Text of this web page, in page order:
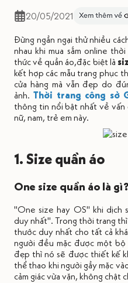
20/05/2021
Đừng ngần ngại thử nhiều
nhau khi mua sắm online
thức về quần áo,đặc biệt là
kết hợp các mẫu trang phục
cửa hàng mà vẫn đẹp do
ảnh.Thời trang công sở
thông tin nổi bật nhất về vấn
nữ, nam, trẻ em này.
1. Size quần áo
One size quần áo là gì?
"One size hay OS" khi dịch
duy nhất". Trong thời trang thì
thước duy nhất cho tất cả
người đều mặc được một bộ
đẹp thì nó sẽ được thiết kế
thể thao khi người gầy mặc
cảm giác vừa vặn, không chật